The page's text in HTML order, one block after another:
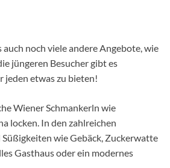
noch viele andere Angebote, wie
jüngeren Besucher gibt es
etwas zu bieten!
Wiener Schmankerln wie
locken. In den zahlreichen
wie Gebäck, Zuckerwatte
Gasthaus oder ein modernes